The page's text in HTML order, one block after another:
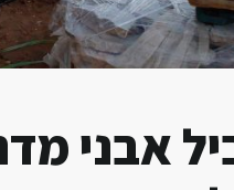
אבני